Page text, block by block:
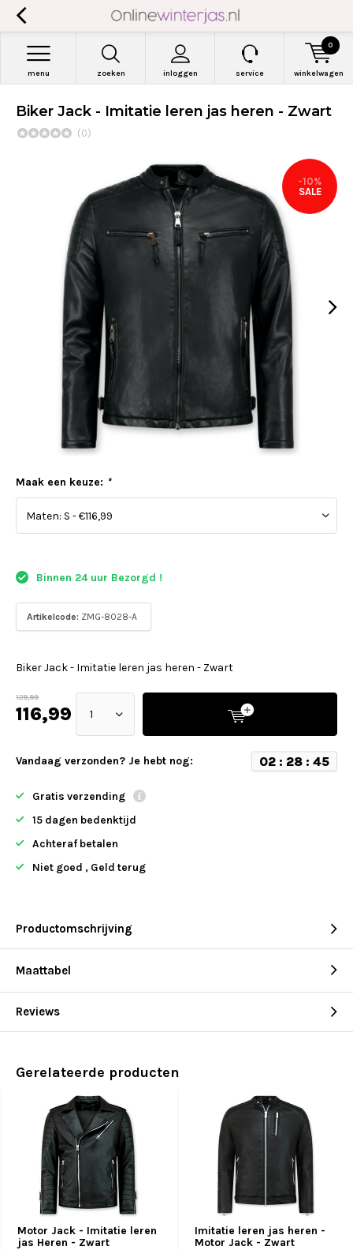
zoeken inloggen
menu service winkelwagen
0
Biker Jack - Imitatie leren jas heren - Zwart
(0)
-10%
SALE
Maak een keuze: *
Binnen 24 uur Bezorgd !
Artikelcode: ZMG-8028-A
Biker Jack - Imitatie leren jas heren - Zwart
129,99
116,99
Vandaag verzonden? Je hebt nog: 02 : 28 : 45
Gratis verzending
15 dagen bedenktijd
Achteraf betalen
Niet goed , Geld terug
Productomschrijving
Maattabel
Reviews
Gerelateerde producten
Motor Jack - Imitatie leren
jas Heren - Zwart
Imitatie leren jas heren -
Motor Jack - Zwart